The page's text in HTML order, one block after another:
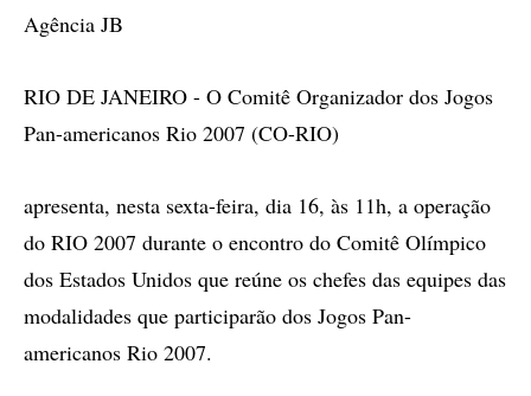
Agência JB
RIO DE JANEIRO - O Comitê Organizador dos Jogos
Pan-americanos Rio 2007 (CO-RIO)
apresenta, nesta sexta-feira, dia 16, às 11h, a operação
do RIO 2007 durante o encontro do Comitê Olímpico
dos Estados Unidos que reúne os chefes das equipes das
modalidades que participarão dos Jogos Pan-
americanos Rio 2007.